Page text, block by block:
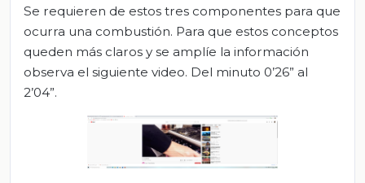
Se requieren de estos tres componentes para que
ocurra una combustión. Para que estos conceptos
queden más claros y se amplíe la información
observa el siguiente video. Del minuto 0’26” al
2’04”.